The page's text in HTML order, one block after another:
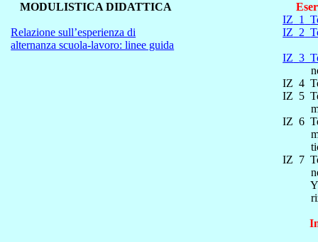
MODULISTICA DIDATTICA
IZ 1
Relazione sull’esperienza di
alternanza scuola-lavoro: linee guida
IZ 2
IZ 3
IZ 4
IZ 5
IZ 6
IZ 7